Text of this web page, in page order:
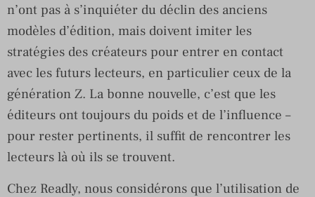
n’ont pas à s’inquiéter du déclin des anciens
modèles d’édition, mais doivent imiter les
stratégies des créateurs pour entrer en contact
avec les futurs lecteurs, en particulier ceux de la
génération Z. La bonne nouvelle, c’est que les
éditeurs ont toujours du poids et de l’influence –
pour rester pertinents, il suffit de rencontrer les
lecteurs là où ils se trouvent.
Chez Readly, nous considérons que l’utilisation de